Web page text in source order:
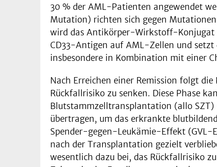
30 % der AML-Patienten angewendet
Mutation) richten sich gegen
wird das Antikörper-Wirkstoff-Konjugat
CD33-Antigen auf AML-Zellen und setzt
insbesondere in Kombination mit einer
Nach Erreichen einer Remission folgt
Rückfallrisiko zu senken. Diese Phase
Blutstammzelltransplantation (allo SZT)
übertragen, um das erkrankte
Spender-gegen-Leukämie-Effekt
nach der Transplantation gezielt
wesentlich dazu bei, das Rückfallrisiko